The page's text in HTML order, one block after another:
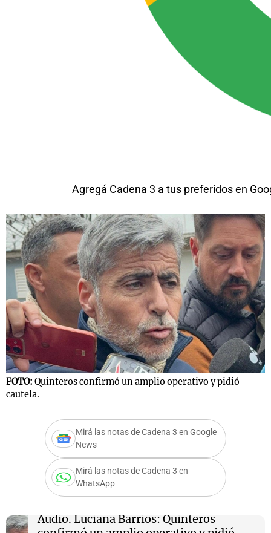
Agregá Cadena 3 a tus preferidos en
FOTO: Quinteros confirmó un amplio operativo y pidió
cautela.
Mirá las notas de Cadena 3 en Google
News
Mirá las notas de Cadena 3 en
WhatsApp
Audio. Luciana Barrios: Quinteros